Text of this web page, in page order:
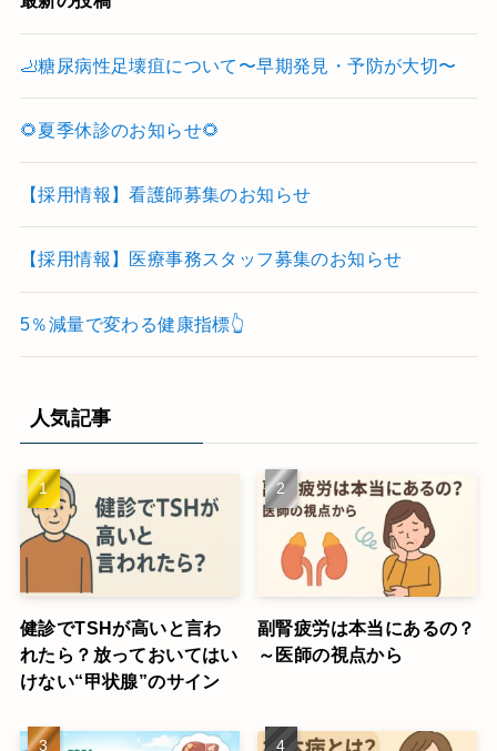
🦶糖尿病性足壊疽について〜早期発見・予防が大切〜
🌻夏季休診のお知らせ🌻
【採用情報】看護師募集のお知らせ
【採用情報】医療事務スタッフ募集のお知らせ
5％減量で変わる健康指標👆
人気記事
健診でTSHが高いと言わ
れたら？放っておいてはい
けない“甲状腺”のサイン
副腎疲労は本当にあるの？
～医師の視点から